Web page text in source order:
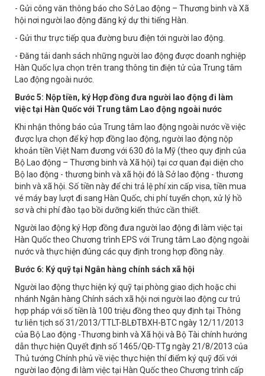
- Gửi công văn thông báo cho Sở Lao động – Thương binh và Xã
hội nơi người lao động đăng ký dự thi tiếng Hàn.
- Gửi thư trực tiếp qua đường bưu điện tới người lao động.
- Đăng tải danh sách những người lao động được doanh nghiệp
Hàn Quốc lựa chọn trên trang thông tin điện tử của Trung tâm
Lao động ngoài nước.
Bước 5: Nộp tiền, ký Hợp đồng đưa người lao động đi làm
việc tại Hàn Quốc với Trung tâm Lao động ngoài nước
Khi nhận thông báo của Trung tâm lao động ngoài nước về việc
được lựa chọn để ký hợp đồng lao động, người lao động nộp
khoản tiền Việt Nam đương với 630 đô la Mỹ (theo quy định của
Bộ Lao động – Thương binh và Xã hội) tại cơ quan đại diện cho
Bộ lao động - thương binh và xã hội đó là Sở lao động - thương
binh và xã hội. Số tiền này để chi trả lệ phí xin cấp visa, tiền mua
vé máy bay lượt đi sang Hàn Quốc, chi phí tuyển chọn, xử lý hồ
sơ và chi phí đào tạo bồi dưỡng kiến thức cần thiết.
Người lao động ký Hợp đồng đưa người lao động đi làm việc tại
Hàn Quốc theo Chương trình EPS với Trung tâm Lao động ngoài
nước và thực hiện đúng các quy định trong hợp đồng này.
Bước 6: Ký quỹ tại Ngân hàng chính sách xã hội
Người lao động thực hiện ký quỹ tại phòng giao dịch hoặc chi
nhánh Ngân hàng Chính sách xã hội nơi người lao động cư trú
hợp pháp với số tiền là 100 triệu đồng theo quy định tại Thông
tư liên tịch số 31/2013/TTLT-BLĐTBXH-BTC ngày 12/11/2013
của Bộ Lao động -Thương binh và Xã hội và Bộ Tài chính hướng
dẫn thực hiện Quyết định số 1465/QĐ-TTg ngày 21/8/2013 của
Thủ tướng Chính phủ về việc thực hiện thí điểm ký quỹ đối với
người lao động đi làm việc tại Hàn Quốc theo Chương trình cấp